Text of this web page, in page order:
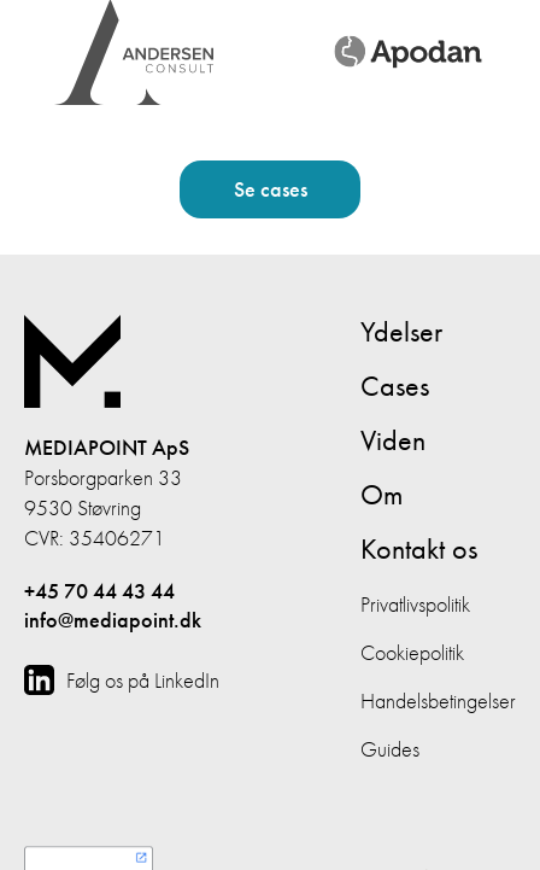
Se cases
MEDIAPOINT ApS
Porsborgparken 33
9530 Støvring
CVR: 35406271
+45 70 44 43 44
info@mediapoint.dk
Følg os på LinkedIn
Ydelser
Cases
Viden
Om
Kontakt os
Privatlivspolitik
Cookiepolitik
Handelsbetingelser
Guides